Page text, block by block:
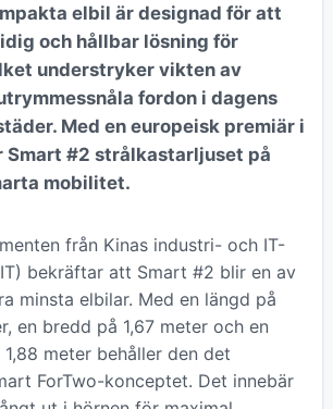
elbil är designad för att
och hållbar lösning för
understryker vikten av
fordon i dagens
Med en europeisk premiär i
Smart #2 strålkastarljuset på
mobilitet.
från Kinas industri- och IT-
bekräftar att Smart #2 blir en av
minsta elbilar. Med en längd på
en bredd på 1,67 meter och en
meter behåller den det
ForTwo-konceptet. Det innebär